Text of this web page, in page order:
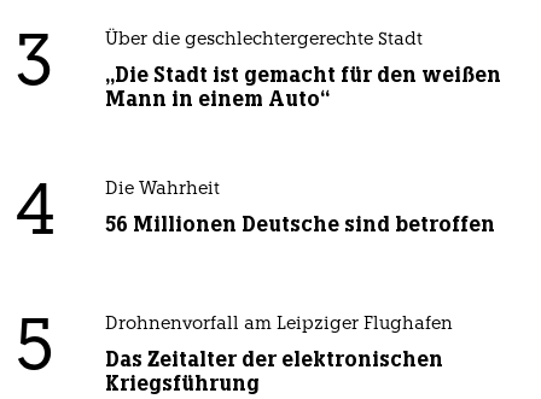
3 Über die geschlechtergerechte Stadt
„Die Stadt ist gemacht für den weißen
Mann in einem Auto“
4 Die Wahrheit
56 Millionen Deutsche sind betroffen
5 Drohnenvorfall am Leipziger Flughafen
Das Zeitalter der elektronischen
Kriegsführung